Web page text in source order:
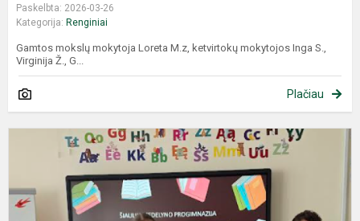
Paskelbta: 2026-03-26
Kategorija: Renginiai
Gamtos mokslų mokytoja Loreta M.z, ketvirtokų mokytojos Inga S.,
Virginija Ž., G...
Plačiau